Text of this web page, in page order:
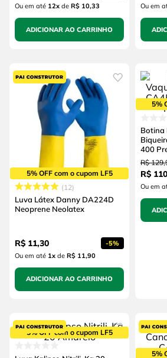
Ou em até 12xde R$ 10,33
ADICIONAR AO CARRINHO
Ou em
5% OFF com o cupom LF5
12
Luva Látex Danny DA224D
Neoprene Neolatex
R$ 11,30 -5%
Ou em até 1xde R$ 11,90
ADICIONAR AO CARRINHO
5%
Botina
400
R$ 129,
R$ 110
Ou em
5% OFF com o cupom LF5
5%